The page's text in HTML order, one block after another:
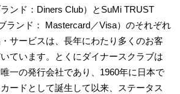
ンド：Diners Club）とSuMi TRUST
ランド： Mastercard／Visa）のそれぞれ
サービスは、長年にわたり多くのお客
ています。とくにダイナースクラブは
一の発行会社であり、1960年に日本で
ードとして誕生して以来、ステータス